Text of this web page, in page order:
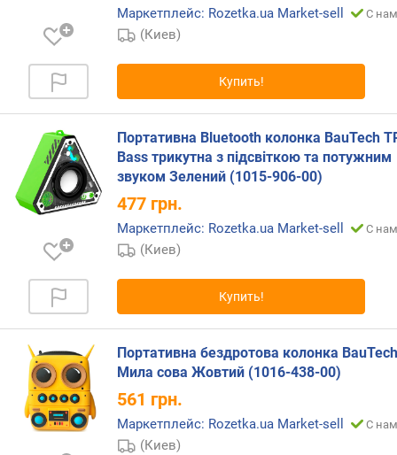
h
о
л
-
в
о
к
а
а
о
о
л
-
в
о
Маркетплейс: Rozetka.ua Market-sell С
(Киев)
Купить!
Портативна Bluetooth колонка BauTech
Bass трикутна з підсвіткою та потужним
звуком Зелений (1015-906-00)
477 грн.
Маркетплейс: Rozetka.ua Market-sell С
(Киев)
Купить!
Портативна бездротова колонка BauTech
Мила сова Жовтий (1016-438-00)
561 грн.
Маркетплейс: Rozetka.ua Market-sell С
(Киев)